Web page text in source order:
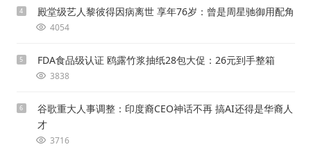
4 殿堂级艺人黎彼得因病离世 享年76岁：曾是周星驰御用配角
4054
5 FDA食品级认证 鸥露竹浆抽纸28包大促：26元到手整箱
3838
6
谷歌重大人事调整：印度裔CEO神话不再 搞AI还得是华裔人
才
3716